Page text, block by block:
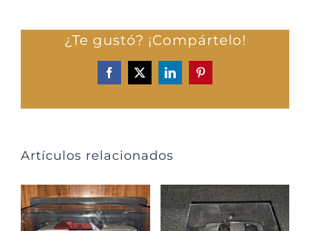
¿Te gustó? ¡Compártelo!
Facebook
X LinkedInPinterest
Artículos relacionados